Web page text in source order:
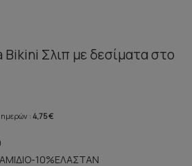
Σλιπ με δεσίματα στο
: 4,75 €
10%ΕΛΑΣΤΑΝ